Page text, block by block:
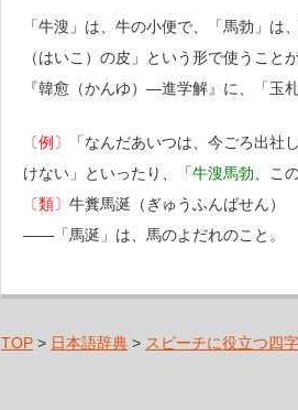
「牛溲」は、牛の小便で、「馬勃」
（はいこ）の皮」という形で使うことが
『韓愈（かんゆ）―進学解』に、「玉
〔例〕
「なんだあいつは、今ごろ出
けない」といったり、「牛溲馬勃 、こ
〔類〕 牛糞馬涎（ぎゅうふんばせん）
――「馬涎」は、馬のよだれのこと。
TOP > 日本語辞典 > スピーチに役立つ四